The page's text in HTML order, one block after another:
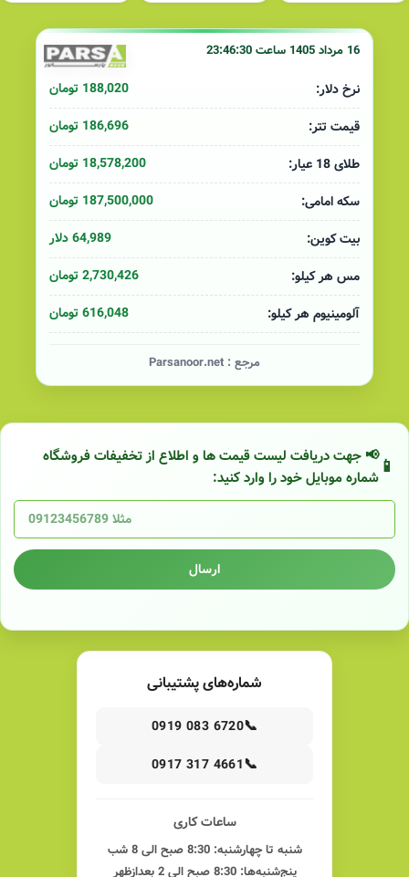
16 مرداد 1405 ساعت 23:46:30
نرخ دلار:
188,020 تومان
قیمت تتر:
186,696 تومان
طلای 18 عیار:
18,578,200 تومان
سکه امامی:
187,500,000 تومان
بیت کوین:
64,989 دلار
مس هر کیلو:
2,730,426 تومان
آلومینیوم هر کیلو:
616,048 تومان
مرجع : Parsanoor.net
📢 جهت دریافت لیست قیمت ها و اطلاع از تخفیفات فروشگاه
شماره موبایل خود را وارد کنید:
ارسال
شماره‌های پشتیبانی
📞
0919 083 6720
📞
0917 317 4661
ساعات کاری
شنبه تا چهارشنبه: 8:30 صبح الی 8 شب
پنج‌شنبه‌ها: 8:30 صبح الی 2 بعدازظهر